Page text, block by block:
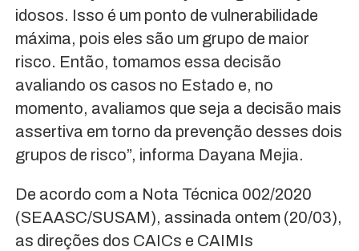
idosos. Isso é um ponto de vulnerabilidade
máxima, pois eles são um grupo de maior
risco. Então, tomamos essa decisão
avaliando os casos no Estado e, no
momento, avaliamos que seja a decisão mais
assertiva em torno da prevenção desses dois
grupos de risco”, informa Dayana Mejia.
De acordo com a Nota Técnica 002/2020
(SEAASC/SUSAM), assinada ontem (20/03),
as direções dos CAICs e CAIMIs